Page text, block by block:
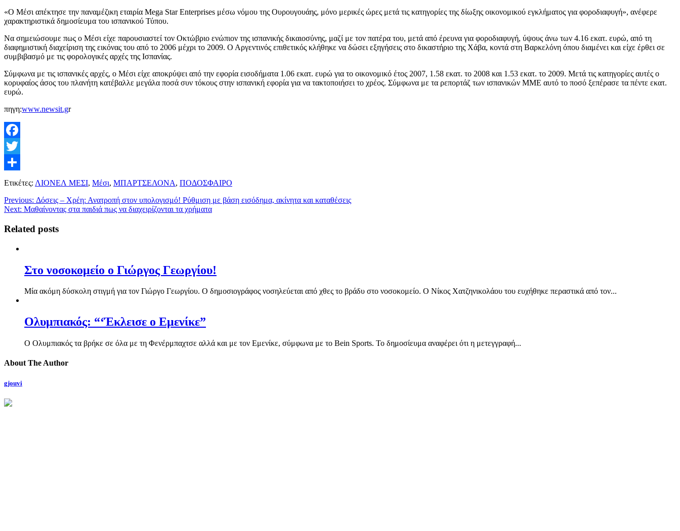
«Ο Μέσι απέκτησε την παναμέζικη εταιρία Mega Star Enterprises μέσω νόμου της Ουρουγουάης, μόνο μερικές ώρες μετά τις κατηγορίες της δίωξης οικονομικού εγκλήματος για φοροδιαφυγή», ανέφερε
χαρακτηριστικά δημοσίευμα του ισπανικού Τύπου.
Να σημειώσουμε πως ο Μέσι είχε παρουσιαστεί τον Οκτώβριο ενώπιον της ισπανικής δικαιοσύνης, μαζί με τον πατέρα του, μετά από έρευνα για φοροδιαφυγή, ύψους άνω των 4.16 εκατ. ευρώ, από τη
διαφημιστική διαχείριση της εικόνας του από το 2006 μέχρι το 2009. Ο Αργεντινός επιθετικός κλήθηκε να δώσει εξηγήσεις στο δικαστήριο της Χάβα, κοντά στη Βαρκελόνη όπου διαμένει και είχε έρθει σε
συμβιβασμό με τις φορολογικές αρχές της Ισπανίας.
Σύμφωνα με τις ισπανικές αρχές, ο Μέσι είχε αποκρύψει από την εφορία εισοδήματα 1.06 εκατ. ευρώ για το οικονομικό έτος 2007, 1.58 εκατ. το 2008 και 1.53 εκατ. το 2009. Μετά τις κατηγορίες αυτές ο
κορυφαίος άσος του πλανήτη κατέβαλλε μεγάλα ποσά συν τόκους στην ισπανική εφορία για να τακτοποιήσει το χρέος. Σύμφωνα με τα ρεπορτάζ των ισπανικών ΜΜΕ αυτό το ποσό ξεπέρασε τα πέντε εκατ.
ευρώ.
πηγη:www.newsit.gr
Facebook
Twitter
Μοιραστείτε
Ετικέτες: ΛΙΟΝΕΛ ΜΕΣΙ, Μέσι, ΜΠΑΡΤΣΕΛΟΝΑ, ΠΟΔΟΣΦΑΙΡΟ
Previous: Δόσεις – Χρέη: Ανατροπή στον υπολογισμό! Ρύθμιση με βάση εισόδημα, ακίνητα και καταθέσεις
Next: Μαθαίνοντας στα παιδιά πως να διαχειρίζονται τα χρήματα
Related posts
Στο νοσοκομείο ο Γιώργος Γεωργίου!
Mία ακόμη δύσκολη στιγμή για τον Γιώργο Γεωργίου. Ο δημοσιογράφος νοσηλεύεται από χθες το βράδυ στο νοσοκομείο. Ο Νίκος Χατζηνικολάου του ευχήθηκε περαστικά από τον...
Ολυμπιακός: “‘Έκλεισε ο Εμενίκε”
Ο Ολυμπιακός τα βρήκε σε όλα με τη Φενέρμπαχτσε αλλά και με τον Εμενίκε, σύμφωνα με το Bein Sports. Το δημοσίευμα αναφέρει ότι η μετεγγραφή...
About The Author
gjouvi